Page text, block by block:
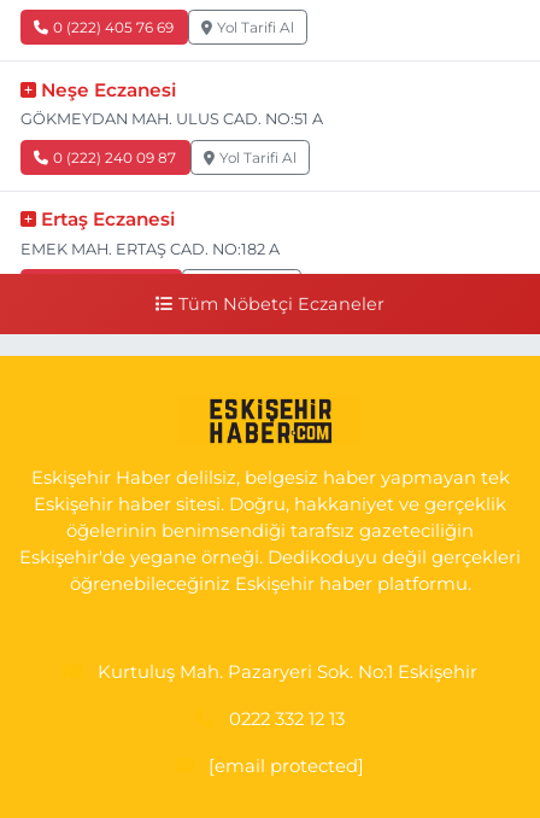
0 (222) 405 76 69 Yol Tarifi Al
Neşe Eczanesi
GÖKMEYDAN MAH. ULUS CAD. NO:51 A
0 (222) 240 09 87 Yol Tarifi Al
Ertaş Eczanesi
EMEK MAH. ERTAŞ CAD. NO:182 A
YAN SOKAĞI POLİKLİNİK KAPISI TAM KARŞISI I
Yol Tarifi Al
Tüm Nöbetçi Eczaneler
Eskişehir Haber delilsiz, belgesiz haber yapmayan tek
Eskişehir haber sitesi. Doğru, hakkaniyet ve gerçeklik
öğelerinin benimsendiği tarafsız gazeteciliğin
Eskişehir'de yegane örneği. Dedikoduyu değil gerçekleri
öğrenebileceğiniz Eskişehir haber platformu.
Kurtuluş Mah. Pazaryeri Sok. No:1 Eskişehir
0222 332 12 13
[email protected]